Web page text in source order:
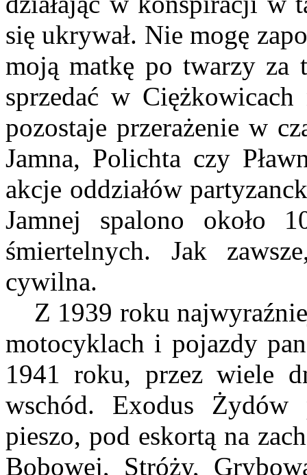
się ukrywał. Nie mogę
moją matkę po twarzy za
sprzedać w
pozostaje przerażenie w
Jamna, Polichta czy
akcje oddziałów
Jamnej spalono około
śmiertelnych. Jak
cywilna.
Z 1939 roku
motocyklach i pojazdy
1941 roku, przez wiele
wschód. Exodus Żydów
pieszo, pod eskortą na
Bobowej, Stróży,